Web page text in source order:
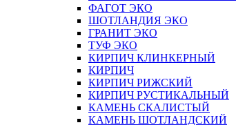
ФАГОТ ЭКО
ШОТЛАНДИЯ ЭКО
ГРАНИТ ЭКО
ТУФ ЭКО
КИРПИЧ КЛИНКЕРНЫЙ
КИРПИЧ
КИРПИЧ РИЖСКИЙ
КИРПИЧ РУСТИКАЛЬНЫЙ
КАМЕНЬ СКАЛИСТЫЙ
КАМЕНЬ ШОТЛАНДСКИЙ